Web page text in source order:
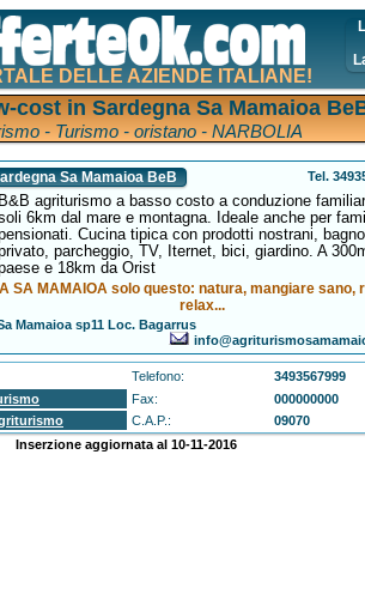
DELLE AZIENDE ITALIANE!
cost in Sardegna Sa Mamaioa
- Turismo - oristano - NARBOLIA
Sa Mamaioa BeB Tel.
B&B agriturismo a basso costo a conduzione
6km dal mare e montagna. Ideale anche per
Cucina tipica con prodotti nostrani, bagno
parcheggio, TV, Iternet, bici, giardino. A
e 18km da Orist
A SA MAMAIOA solo questo: natura, mangiare sano,
relax...
Mamaioa sp11 Loc. Bagarrus
Telefono:
3493567999
Fax:
000000000
C.A.P.:
09070
Inserzione aggiornata al 10-11-2016